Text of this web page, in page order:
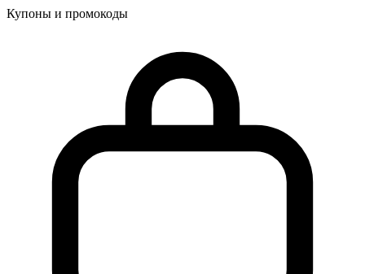
Купоны и промокоды